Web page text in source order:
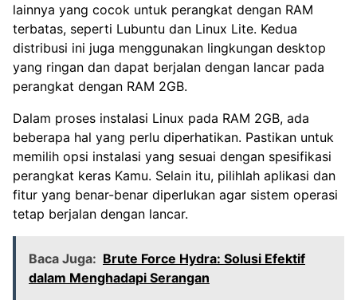
lainnya yang cocok untuk perangkat dengan RAM
terbatas, seperti Lubuntu dan Linux Lite. Kedua
distribusi ini juga menggunakan lingkungan desktop
yang ringan dan dapat berjalan dengan lancar pada
perangkat dengan RAM 2GB.
Dalam proses instalasi Linux pada RAM 2GB, ada
beberapa hal yang perlu diperhatikan. Pastikan untuk
memilih opsi instalasi yang sesuai dengan spesifikasi
perangkat keras Kamu. Selain itu, pilihlah aplikasi dan
fitur yang benar-benar diperlukan agar sistem operasi
tetap berjalan dengan lancar.
Baca Juga: Brute Force Hydra: Solusi Efektif
dalam Menghadapi Serangan